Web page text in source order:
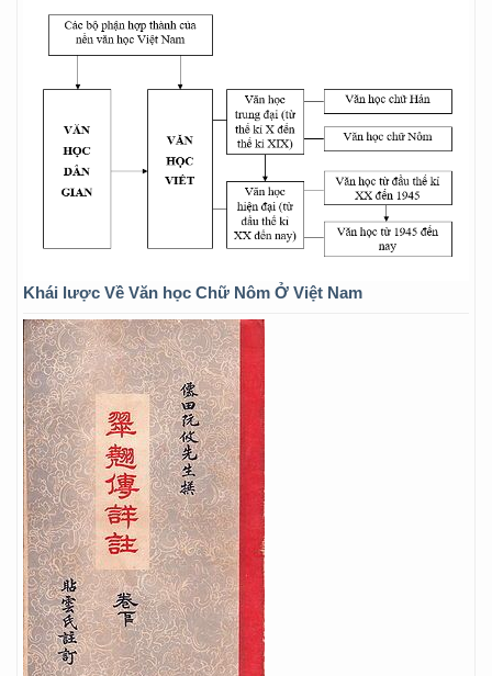
Khái lược Về Văn học Chữ Nôm Ở Việt Nam